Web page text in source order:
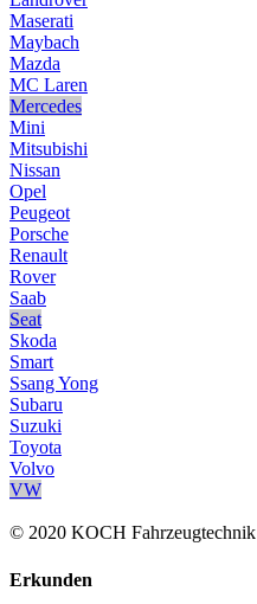
Maserati
Maybach
Mazda
MC Laren
Mercedes
Mini
Mitsubishi
Nissan
Opel
Peugeot
Porsche
Renault
Rover
Saab
Seat
Skoda
Smart
Ssang Yong
Subaru
Suzuki
Toyota
Volvo
VW
© 2020 KOCH Fahrzeugtechnik
Erkunden